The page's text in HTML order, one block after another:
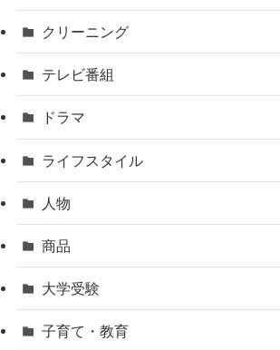
クリーニング
テレビ番組
ドラマ
ライフスタイル
人物
商品
大学受験
子育て・教育